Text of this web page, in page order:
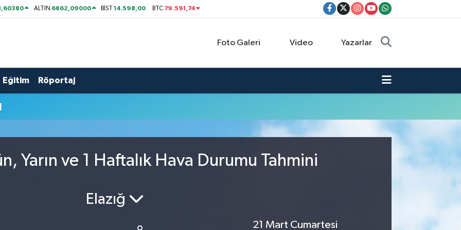
ALTIN 6862,09000 BİST14.598,00 BTC 79.591,74
Foto Galeri Video Yazarlar
Eğitim Röportaj
Yarın ve 1 Haftalık Hava Durumu Tahmini
Elazığ
21 Mart Cumartesi